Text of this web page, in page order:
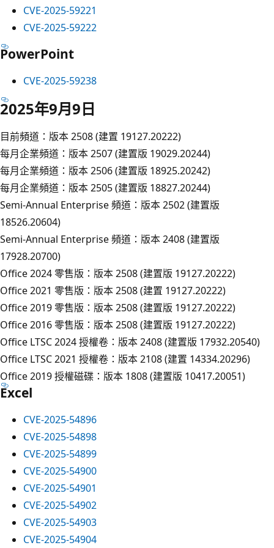
CVE-2025-59221
CVE-2025-59222
PowerPoint
CVE-2025-59238
2025年9月9日
目前頻道：版本 2508 (建置 19127.20222)
每月企業頻道：版本 2507 (建置版 19029.20244)
每月企業頻道：版本 2506 (建置版 18925.20242)
每月企業頻道：版本 2505 (建置版 18827.20244)
Semi-Annual Enterprise 頻道：版本 2502 (建置版
18526.20604)
Semi-Annual Enterprise 頻道：版本 2408 (建置版
17928.20700)
Office 2024 零售版：版本 2508 (建置版 19127.20222)
Office 2021 零售版：版本 2508 (建置 19127.20222)
Office 2019 零售版：版本 2508 (建置版 19127.20222)
Office 2016 零售版：版本 2508 (建置版 19127.20222)
Office LTSC 2024 授權卷：版本 2408 (建置版 17932.20540)
Office LTSC 2021 授權卷：版本 2108 (建置 14334.20296)
Office 2019 授權磁碟：版本 1808 (建置版 10417.20051)
Excel
CVE-2025-54896
CVE-2025-54898
CVE-2025-54899
CVE-2025-54900
CVE-2025-54901
CVE-2025-54902
CVE-2025-54903
CVE-2025-54904